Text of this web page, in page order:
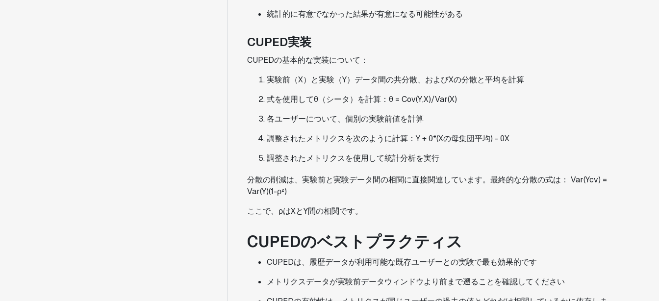
統計的に有意でなかった結果が有意になる可能性がある
CUPED実装
CUPEDの基本的な実装について：
実験前（X）と実験（Y）データ間の共分散、およびXの分散と平均を計算
式を使用してθ（シータ）を計算：θ = Cov(Y,X)/Var(X)
各ユーザーについて、個別の実験前値を計算
調整されたメトリクスを次のように計算：Y + θ*(Xの母集団平均) - θX
調整されたメトリクスを使用して統計分析を実行
分散の削減は、実験前と実験データ間の相関に直接関連しています。最終的な分散の式は： Var(Ycv) =
Var(Y)(1-ρ²)
ここで、ρはXとY間の相関です。
CUPEDのベストプラクティス
CUPEDは、履歴データが利用可能な既存ユーザーとの実験で最も効果的です
メトリクスデータが実験前データウィンドウより前まで遡ることを確認してください